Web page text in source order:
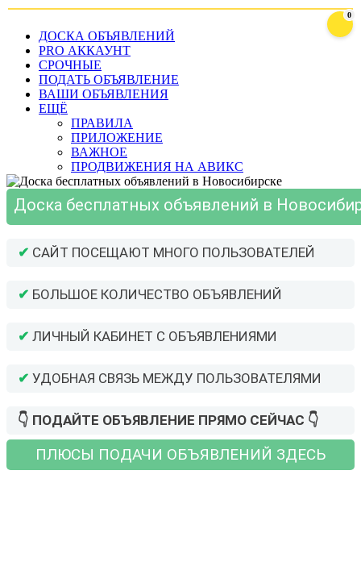
ДОСКА ОБЪЯВЛЕНИЙ
PRO АККАУНТ
СРОЧНЫЕ
ПОДАТЬ ОБЪЯВЛЕНИЕ
ВАШИ ОБЪЯВЛЕНИЯ
ЕЩЁ
ПРАВИЛА
ПРИЛОЖЕНИЕ
ВАЖНОЕ
ПРОДВИЖЕНИЯ НА АВИКС
0
Доска бесплатных объявлений в
✔ САЙТ ПОСЕЩАЮТ МНОГО ПОЛЬЗОВАТЕЛЕЙ
✔ БОЛЬШОЕ КОЛИЧЕСТВО ОБЪЯВЛЕНИЙ
✔ ЛИЧНЫЙ КАБИНЕТ С ОБЪЯВЛЕНИЯМИ
✔ УДОБНАЯ СВЯЗЬ МЕЖДУ ПОЛЬЗОВАТЕЛЯМИ
👇 ПОДАЙТЕ ОБЪЯВЛЕНИЕ ПРЯМО СЕЙЧАС 👇
ПЛЮСЫ ПОДАЧИ ОБЪЯВЛЕНИЙ ЗДЕСЬ